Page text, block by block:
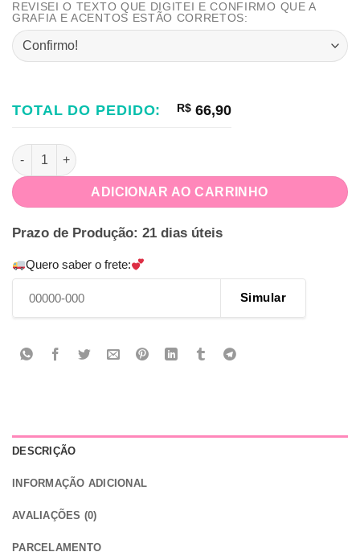
REVISEI O TEXTO QUE DIGITEI E CONFIRMO QUE A
GRAFIA E ACENTOS ESTÃO CORRETOS:
TOTAL DO PEDIDO: R$ 66,90
Kit Mesversário Circo quantidade
ADICIONAR AO CARRINHO
Prazo de Produção: 21 dias úteis
Quero saber o frete:
Simular
DESCRIÇÃO
INFORMAÇÃO ADICIONAL
AVALIAÇÕES (0)
PARCELAMENTO